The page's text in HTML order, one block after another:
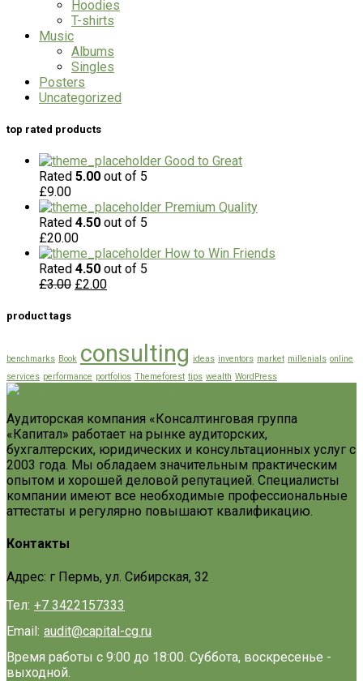
Hoodies
T-shirts
Music
Albums
Singles
Posters
Uncategorized
top rated products
Good to Great
Rated 5.00 out of 5
£9.00
Premium Quality
Rated 4.50 out of 5
£20.00
How to Win Friends
Rated 4.50 out of 5
£3.00 £2.00
product tags
benchmarks Book consulting ideas inventors market millenials online
services performance portfolios Themeforest tips wealth WordPress
Аудиторская компания «Консалтинговая группа
«Капитал» работает на рынке аудиторских,
бухгалтерских, юридических и консультационных услуг с
2003 года. Мы обладаем значительным практическим
опытом и хорошей деловой репутацией. Специалисты
компании имеют все необходимые профессиональные
аттестаты и регулярно повышают квалификацию.
Контакты
Адрес: г Пермь, ул. Сибирская, 32
Тел: +7 3422157333
Email: audit@capital-cg.ru
Время работы с 9:00 до 18:00. Суббота, воскресенье -
выходной.